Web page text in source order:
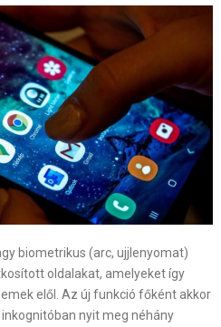
biometrikus (arc, ujjlenyomat)
oldalakat, amelyeket így
elől. Az új funkció főként akkor
nyit meg néhány